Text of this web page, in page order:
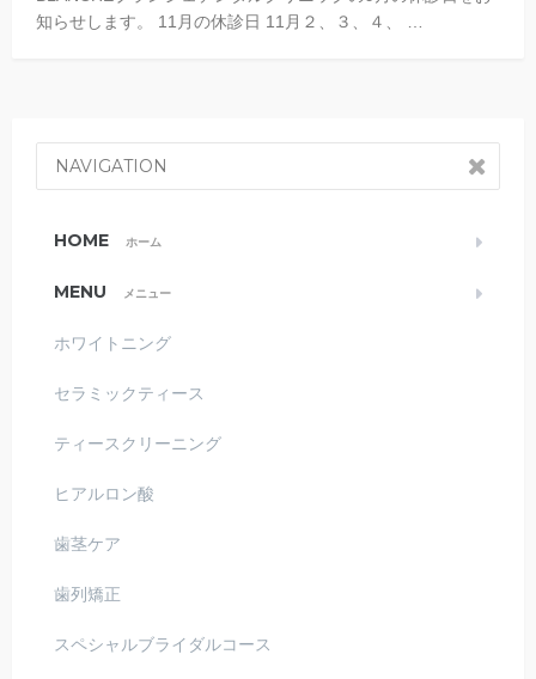
知らせします。 11月の休診日 11月２、３、４、 …
NAVIGATION
HOME ホーム
MENU メニュー
ホワイトニング
セラミックティース
ティースクリーニング
ヒアルロン酸
歯茎ケア
歯列矯正
スペシャルブライダルコース